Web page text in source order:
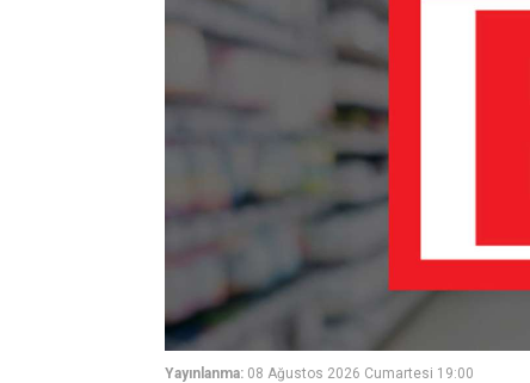
Yayınlanma: 08 Ağustos 2026 Cumartesi 19:00